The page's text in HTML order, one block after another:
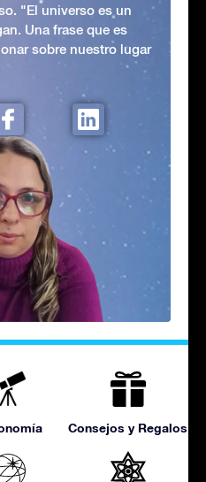
"El universo es un
Una frase que es
sobre nuestro lugar
Consejos y Regalos